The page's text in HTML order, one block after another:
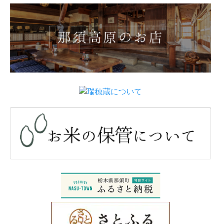
ヒカリ 令和7年度産）
4,450円(税込)
8,900円(税込)